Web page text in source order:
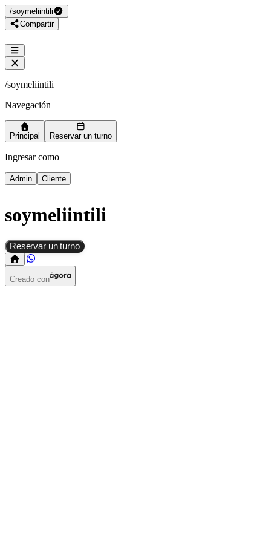
/soymeliintili
Compartir
/soymeliintili
Navegación
Principal Reservar un turno
Ingresar como
Admin Cliente
soymeliintili
Reservar un turno
Creado con